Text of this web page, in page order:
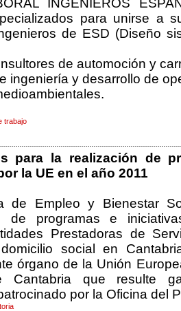
INGENIEROS
para unirse a
de ESD (Diseño
de automoción y
ingeniería y desarrollo de
trabajo
para la realización de
la UE en el año 2011
de Empleo y Bienestar
de programas e
Prestadoras de
social en
órgano de la Unión
Cantabria que resulte
por la Oficina del